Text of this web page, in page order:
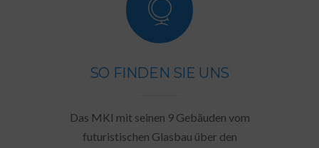
SO FINDEN SIE UNS
Das MKI mit seinen 9 Gebäuden vom
futuristischen Glasbau über den